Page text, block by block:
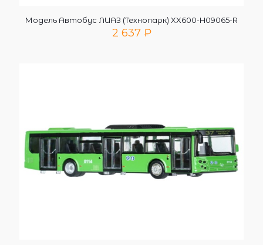
Модель Автобус ЛИАЗ (Технопарк) XX600-H09065-R
2 637 ₽